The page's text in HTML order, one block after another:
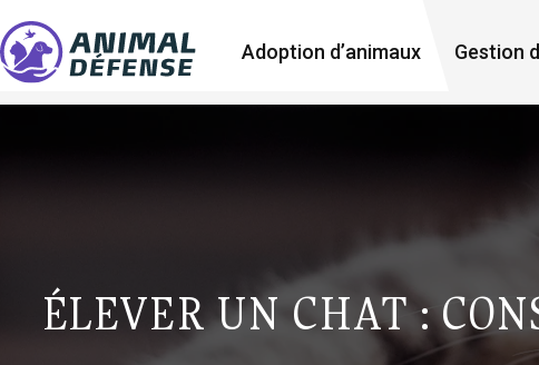
Adoption d’animaux Gestion
ÉLEVER UN CHAT :